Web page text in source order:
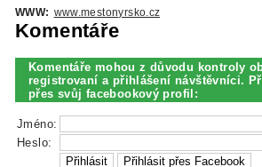
WWW: www.mestonyrsko.cz
Komentáře
Komentáře mohou z důvodu kontroly
registrovaní a přihlášení návštěvníci.
přes svůj facebookový profil:
Jméno:
Heslo: